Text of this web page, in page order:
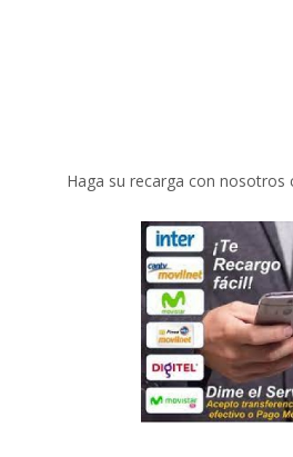
Haga su recarga con nosotros